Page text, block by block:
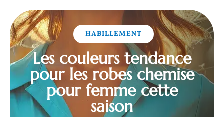
HABILLEMENT
Les couleurs tendance
pour les robes chemise
pour femme cette
saison